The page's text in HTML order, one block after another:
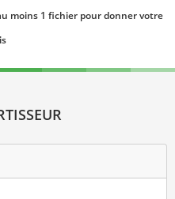
moins 1 fichier pour donner votre